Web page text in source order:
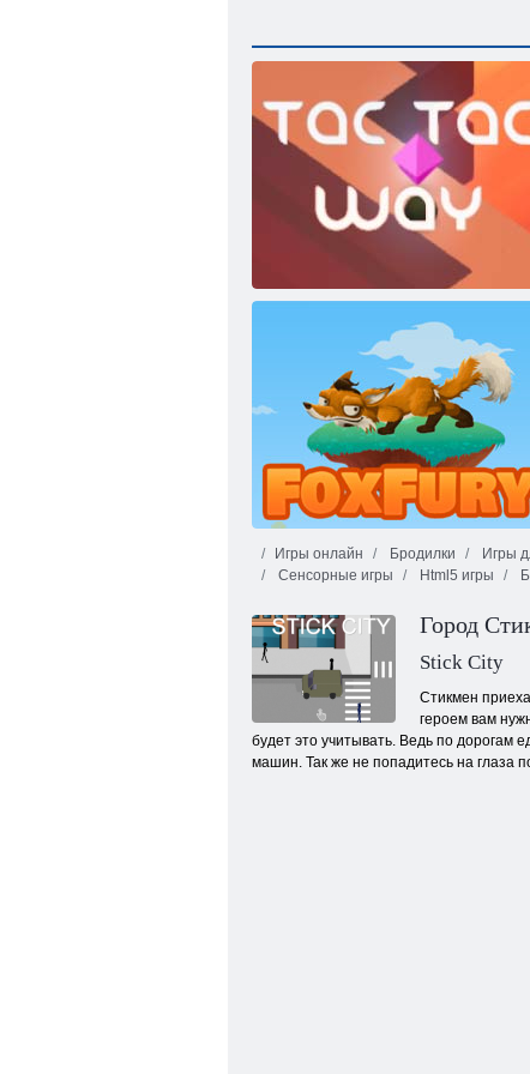
Смена пути
Лисья охота
Игры онлайн Бродилки Игры
Сенсорные игры
Html5 игры
Город
Stick City
Стикмен
героем вам
будет это учитывать. Ведь по дорогам
машин. Так же не попадитесь на глаза